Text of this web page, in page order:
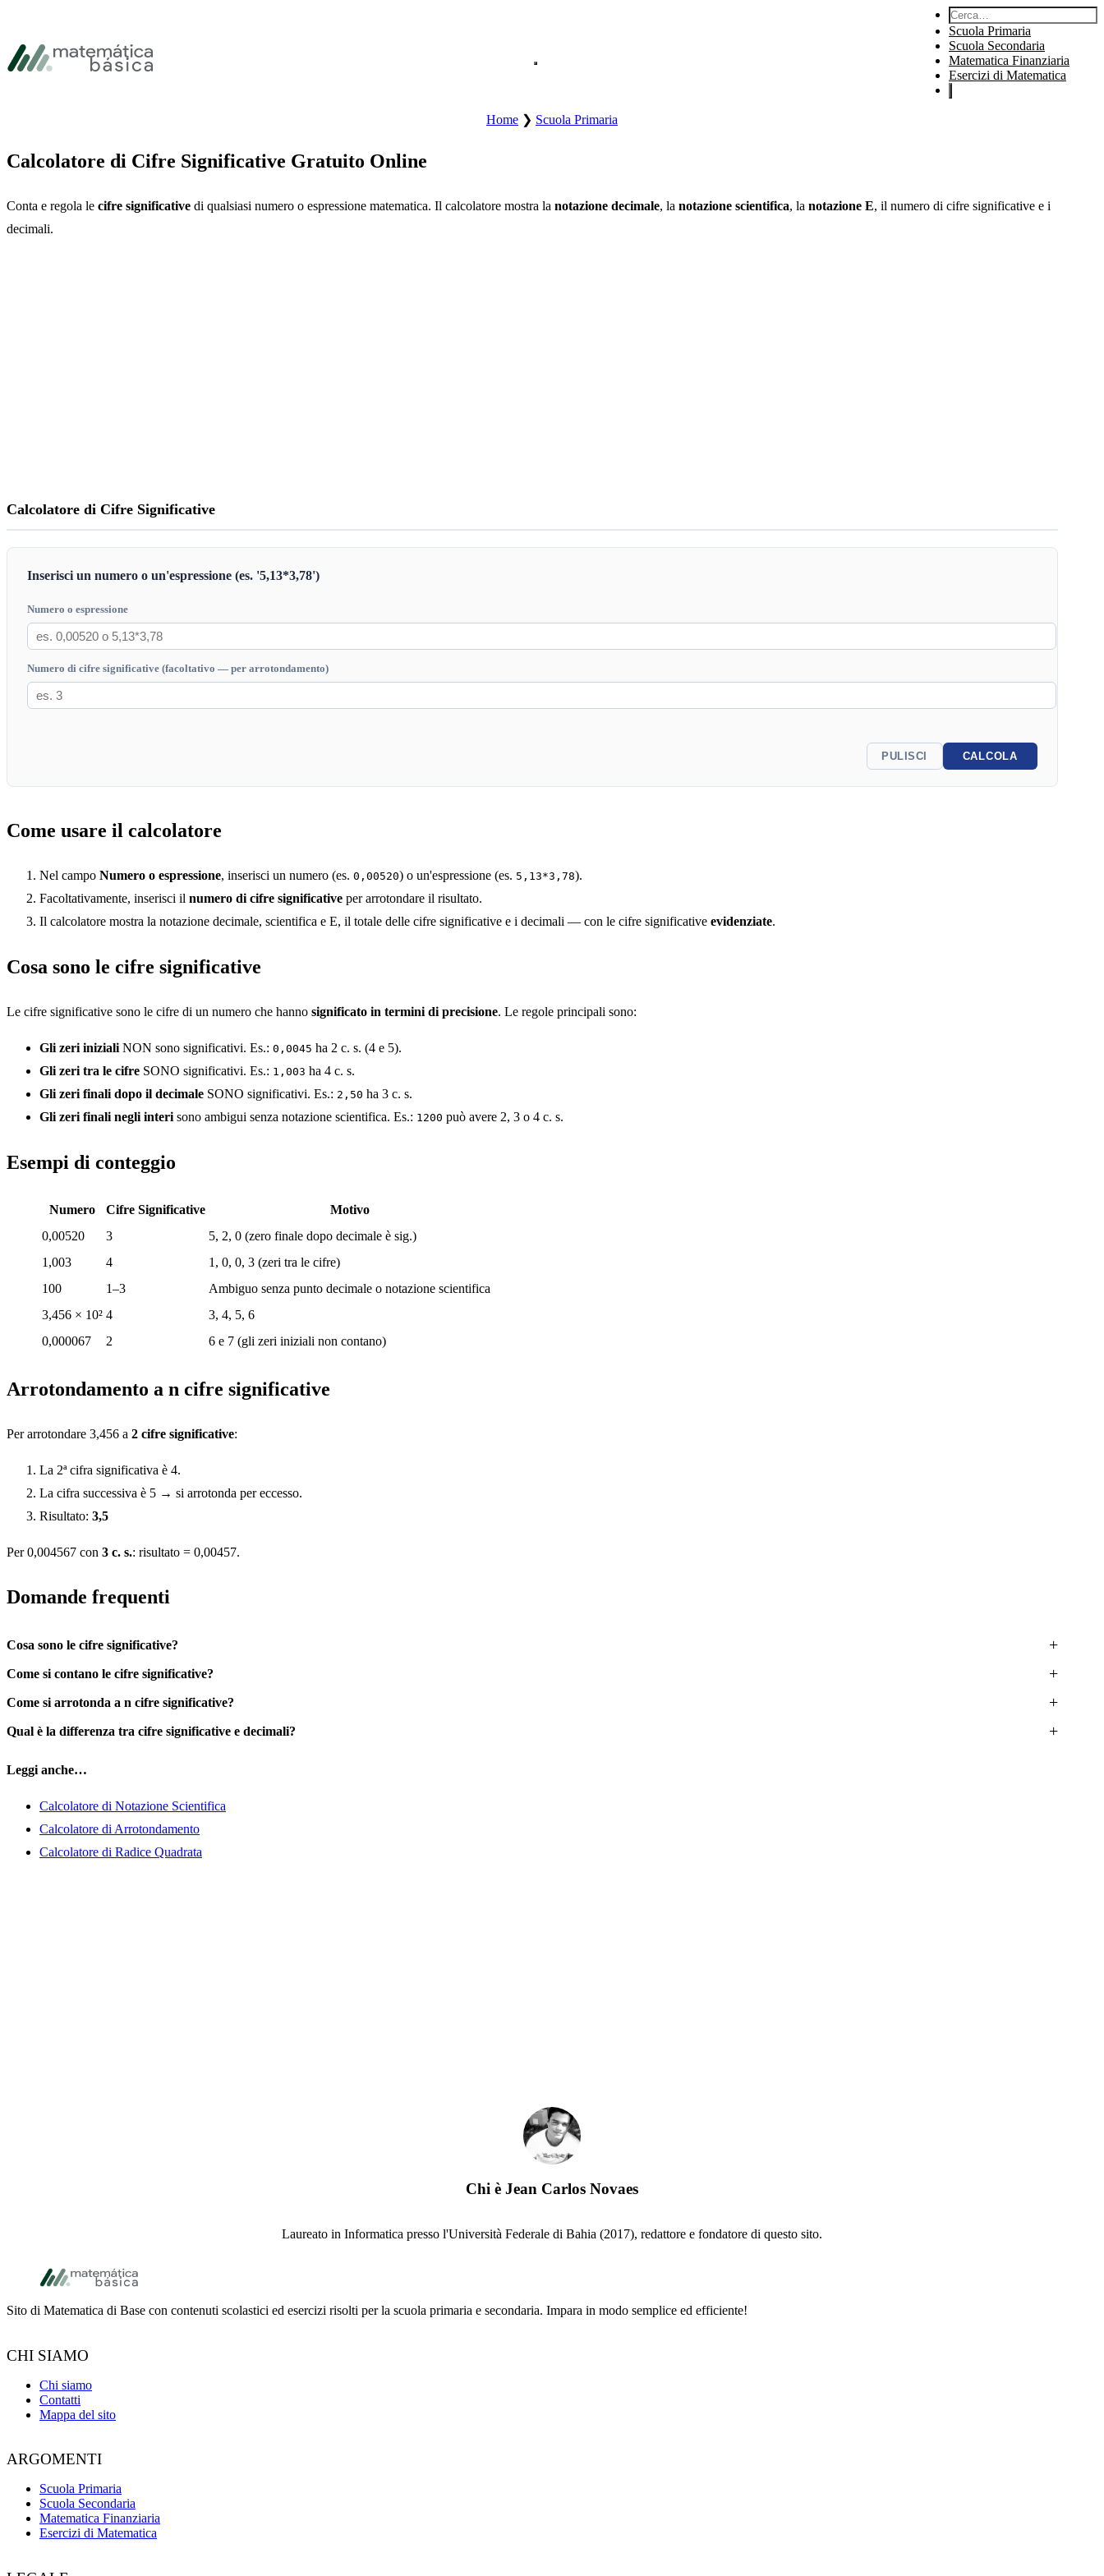
Vai al piè di pagina
Cerca:
Scuola Primaria
Scuola Secondaria
Matematica Finanziaria
Esercizi di Matematica
Home ❯ Scuola Primaria
Calcolatore di Cifre Significative Gratuito Online
Conta e regola le cifre significative di qualsiasi numero o espressione matematica. Il calcolatore mostra la notazione decimale, la notazione scientifica, la notazione E, il numero di cifre significative e i
decimali.
Calcolatore di Cifre Significative
Inserisci un numero o un'espressione (es. '5,13*3,78')
Numero o espressione
Numero di cifre significative (facoltativo — per arrotondamento)
PULISCI CALCOLA
Come usare il calcolatore
Nel campo Numero o espressione, inserisci un numero (es. 0,00520) o un'espressione (es. 5,13*3,78).
Facoltativamente, inserisci il numero di cifre significative per arrotondare il risultato.
Il calcolatore mostra la notazione decimale, scientifica e E, il totale delle cifre significative e i decimali — con le cifre significative evidenziate.
Cosa sono le cifre significative
Le cifre significative sono le cifre di un numero che hanno significato in termini di precisione. Le regole principali sono:
Gli zeri iniziali NON sono significativi. Es.: 0,0045 ha 2 c. s. (4 e 5).
Gli zeri tra le cifre SONO significativi. Es.: 1,003 ha 4 c. s.
Gli zeri finali dopo il decimale SONO significativi. Es.: 2,50 ha 3 c. s.
Gli zeri finali negli interi sono ambigui senza notazione scientifica. Es.: 1200 può avere 2, 3 o 4 c. s.
Esempi di conteggio
Numero Cifre Significative
Motivo
0,00520
3
5, 2, 0 (zero finale dopo decimale è sig.)
1,003
4
1, 0, 0, 3 (zeri tra le cifre)
100
1–3
Ambiguo senza punto decimale o notazione scientifica
3,456 × 10² 4
3, 4, 5, 6
0,000067
2 6 e 7 (gli zeri iniziali non contano)
Arrotondamento a n cifre significative
Per arrotondare 3,456 a 2 cifre significative:
La 2ª cifra significativa è 4.
La cifra successiva è 5 → si arrotonda per eccesso.
Risultato: 3,5
Per 0,004567 con 3 c. s.: risultato = 0,00457.
Domande frequenti
Cosa sono le cifre significative?
Come si contano le cifre significative?
Come si arrotonda a n cifre significative?
Qual è la differenza tra cifre significative e decimali?
Leggi anche…
Calcolatore di Notazione Scientifica
Calcolatore di Arrotondamento
Calcolatore di Radice Quadrata
Chi è Jean Carlos Novaes
Laureato in Informatica presso l'Università Federale di Bahia (2017), redattore e fondatore di questo sito.
Piè di pagina
Sito di Matematica di Base con contenuti scolastici ed esercizi risolti per la scuola primaria e secondaria. Impara in modo semplice ed efficiente!
CHI SIAMO
Chi siamo
Contatti
Mappa del sito
ARGOMENTI
Scuola Primaria
Scuola Secondaria
Matematica Finanziaria
Esercizi di Matematica